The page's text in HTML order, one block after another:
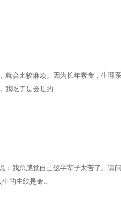
就会比较麻烦。因为长年素食，生理
吃了是会吐的..
：我总感觉自己这半辈子太苦了。请
的主线是命..